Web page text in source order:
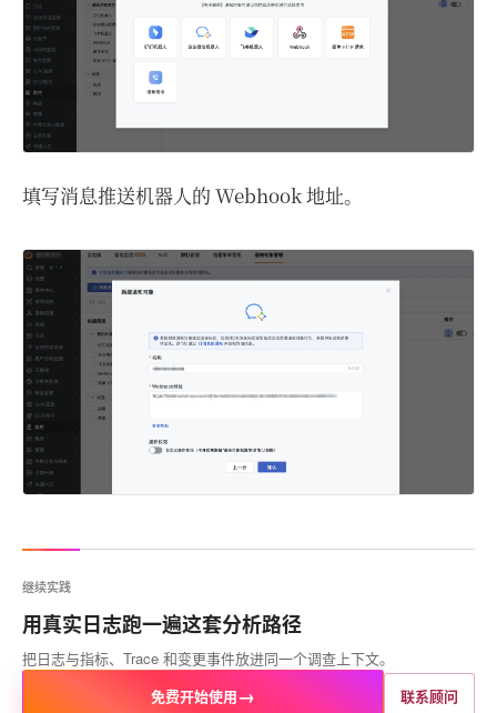
填写消息推送机器人的 Webhook 地址。
继续实践
用真实日志跑一遍这套分析路径
把日志与指标、Trace 和变更事件放进同一个调查上下文。
免费开始使用→ 联系顾问